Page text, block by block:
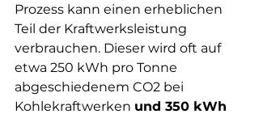
Prozess kann einen erheblichen
Teil der Kraftwerksleistung
verbrauchen. Dieser wird oft auf
etwa 250 kWh pro Tonne
abgeschiedenem CO2 bei
Kohlekraftwerken und 350 kWh